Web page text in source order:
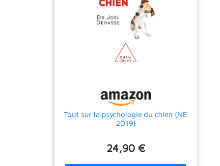
Tout sur la psychologie du chien (NE
2019)
24,90 €